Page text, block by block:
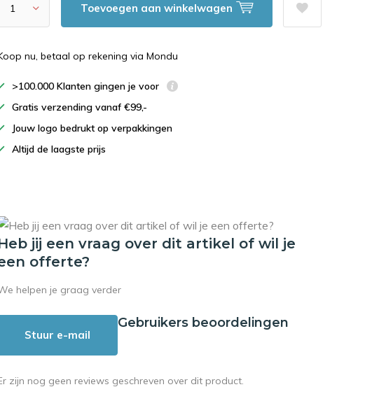
Toevoegen aan winkelwagen
nu, betaal op rekening via Mondu
>100.000 Klanten gingen je voor
Gratis verzending vanaf €99,-
Jouw logo bedrukt op verpakkingen
Altijd de laagste prijs
jij een vraag over dit artikel of wil je
offerte?
helpen je graag verder
Stuur e-mail
Gebruikers beoordelingen
zijn nog geen reviews geschreven over dit product.